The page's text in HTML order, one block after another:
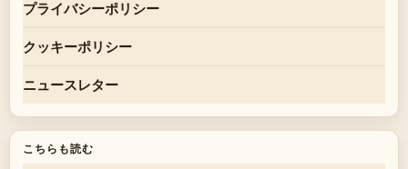
プライバシーポリシー
クッキーポリシー
ニュースレター
こちらも読む